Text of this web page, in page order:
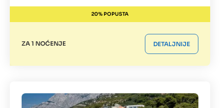
20% POPUSTA
ZA 1 NOĆENJE DETALJNIJE